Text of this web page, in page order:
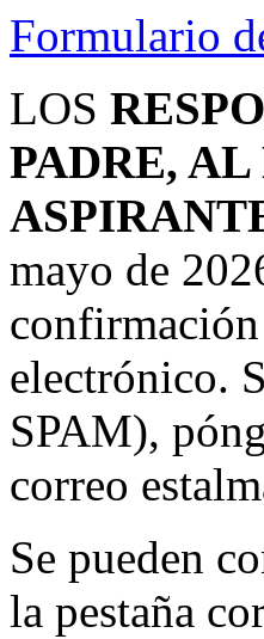
Formulario
LOS
PADRE,
mayo de
electrónico.
SPAM),
correo
Se pueden
la pestaña